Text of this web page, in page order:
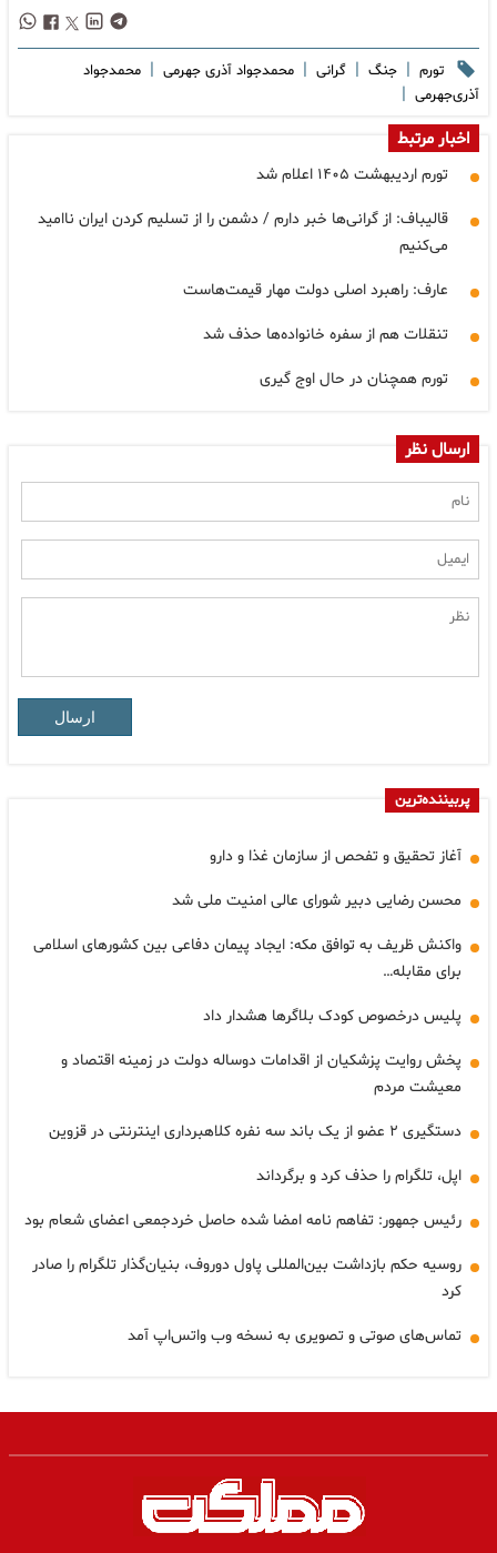
تورم | جنگ | گرانی | محمدجواد آذری جهرمی | محمدجواد
آذری‌جهرمی |
اخبار مرتبط
تورم اردیبهشت ۱۴۰۵ اعلام شد
قالیباف: از گرانی‌ها خبر دارم / دشمن را از تسلیم کردن ایران ناامید
می‌کنیم
عارف: راهبرد اصلی دولت مهار قیمت‌هاست
تنقلات هم از سفره خانواده‌ها حذف شد
تورم همچنان در حال اوج گیری
ارسال نظر
ارسال
پربیننده‌ترین
آغاز تحقیق و تفحص از سازمان غذا و دارو
محسن رضایی دبیر شورای عالی امنیت ملی شد
واکنش ظریف به توافق مکه: ایجاد پیمان دفاعی بین کشورهای اسلامی
برای مقابله…
پلیس درخصوص کودک بلاگرها هشدار داد
پخش روایت پزشکیان از اقدامات دوساله دولت در زمینه اقتصاد و
معیشت مردم
دستگیری ۲ عضو از یک باند سه نفره کلاهبرداری اینترنتی در قزوین
اپل، تلگرام را حذف کرد و برگرداند
رئیس جمهور: تفاهم نامه امضا شده حاصل خردجمعی اعضای شعام بود
روسیه حکم بازداشت بین‌المللی پاول دوروف، بنیان‌گذار تلگرام را صادر
کرد
تماس‌های صوتی و تصویری به نسخه وب واتس‌اپ آمد